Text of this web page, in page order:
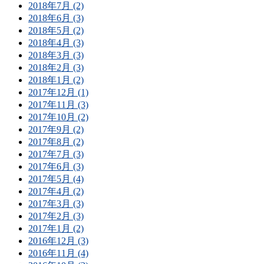
2018年7月 (2)
2018年6月 (3)
2018年5月 (2)
2018年4月 (3)
2018年3月 (3)
2018年2月 (3)
2018年1月 (2)
2017年12月 (1)
2017年11月 (3)
2017年10月 (2)
2017年9月 (2)
2017年8月 (2)
2017年7月 (3)
2017年6月 (3)
2017年5月 (4)
2017年4月 (2)
2017年3月 (3)
2017年2月 (3)
2017年1月 (2)
2016年12月 (3)
2016年11月 (4)